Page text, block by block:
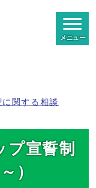
メニュー
に関する相談
プ宣誓制
）